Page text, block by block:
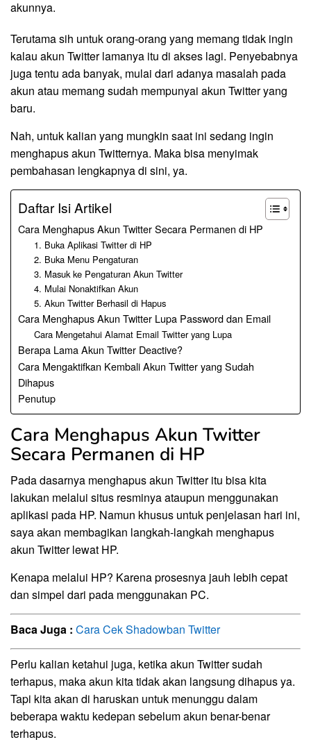
akunnya.
Terutama sih untuk orang-orang yang memang tidak ingin
kalau akun Twitter lamanya itu di akses lagi. Penyebabnya
juga tentu ada banyak, mulai dari adanya masalah pada
akun atau memang sudah mempunyai akun Twitter yang
baru.
Nah, untuk kalian yang mungkin saat ini sedang ingin
menghapus akun Twitternya. Maka bisa menyimak
pembahasan lengkapnya di sini, ya.
Daftar Isi Artikel
Cara Menghapus Akun Twitter Secara Permanen di HP
1. Buka Aplikasi Twitter di HP
2. Buka Menu Pengaturan
3. Masuk ke Pengaturan Akun Twitter
4. Mulai Nonaktifkan Akun
5. Akun Twitter Berhasil di Hapus
Cara Menghapus Akun Twitter Lupa Password dan Email
Cara Mengetahui Alamat Email Twitter yang Lupa
Berapa Lama Akun Twitter Deactive?
Cara Mengaktifkan Kembali Akun Twitter yang Sudah
Dihapus
Penutup
Cara Menghapus Akun Twitter
Secara Permanen di HP
Pada dasarnya menghapus akun Twitter itu bisa kita
lakukan melalui situs resminya ataupun menggunakan
aplikasi pada HP. Namun khusus untuk penjelasan hari ini,
saya akan membagikan langkah-langkah menghapus
akun Twitter lewat HP.
Kenapa melalui HP? Karena prosesnya jauh lebih cepat
dan simpel dari pada menggunakan PC.
Baca Juga : Cara Cek Shadowban Twitter
Perlu kalian ketahui juga, ketika akun Twitter sudah
terhapus, maka akun kita tidak akan langsung dihapus ya.
Tapi kita akan di haruskan untuk menunggu dalam
beberapa waktu kedepan sebelum akun benar-benar
terhapus.